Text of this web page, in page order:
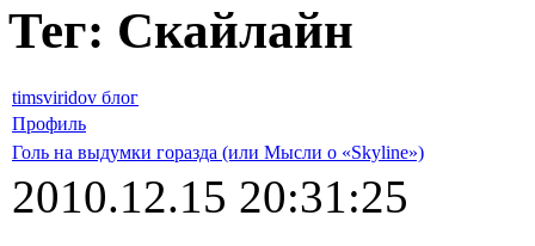
Тег: Скайлайн
timsviridov блог
Профиль
Голь на выдумки горазда (или Мысли о «Skyline»)
2010.12.15 20:31:25